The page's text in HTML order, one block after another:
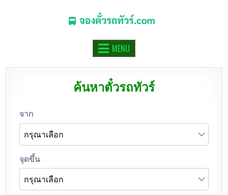
จองตั๋วรถทัวร์.COM
MENU
ค้นหาตั๋วรถทัวร์